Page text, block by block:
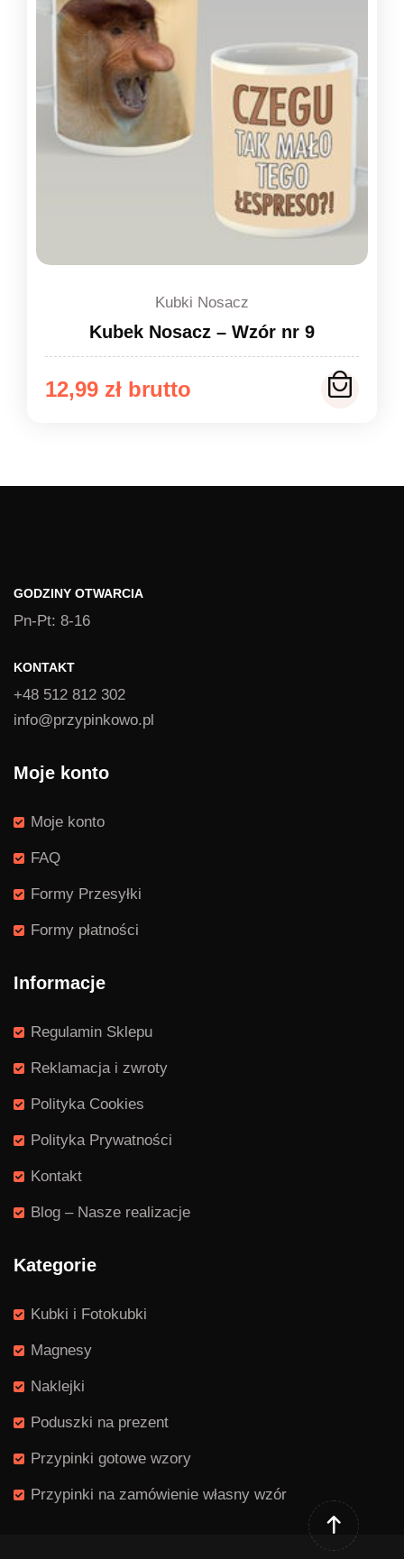
Kubki Nosacz
Kubek Nosacz – Wzór nr 9
12,99 zł
GODZINY OTWARCIA
Pn-Pt: 8-16
KONTAKT
+48 512 812 302
info@przypinkowo.pl
Moje konto
Moje konto
FAQ
Formy Przesyłki
Formy płatności
Informacje
Regulamin Sklepu
Reklamacja i zwroty
Polityka Cookies
Polityka Prywatności
Kontakt
Blog – Nasze realizacje
Kategorie
Kubki i Fotokubki
Magnesy
Naklejki
Poduszki na prezent
Przypinki gotowe wzory
Przypinki na zamówienie własny wzór